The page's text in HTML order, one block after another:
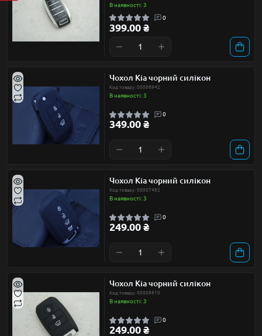
В наявності: 3
0
399.00 ₴
Чохол Kia чорний силікон
Код товару: 00008942
В наявності: 3
0
349.00 ₴
Чохол Kia чорний силікон
Код товару: 00007482
В наявності: 3
0
249.00 ₴
Чохол Kia чорний силікон
Код товару: 00009810
В наявності: 3
0
249.00 ₴